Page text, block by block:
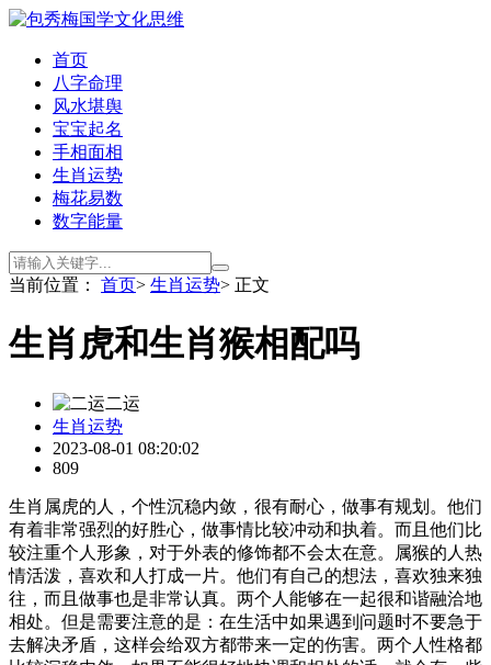
首页
八字命理
风水堪舆
宝宝起名
手相面相
生肖运势
梅花易数
数字能量
当前位置： 首页> 生肖运势> 正文
生肖虎和生肖猴相配吗
二运
生肖运势
2023-08-01 08:20:02
809
生肖属虎的人，个性沉稳内敛，很有耐心，做事有规划。他们
有着非常强烈的好胜心，做事情比较冲动和执着。而且他们比
较注重个人形象，对于外表的修饰都不会太在意。属猴的人热
情活泼，喜欢和人打成一片。他们有自己的想法，喜欢独来独
往，而且做事也是非常认真。两个人能够在一起很和谐融洽地
相处。但是需要注意的是：在生活中如果遇到问题时不要急于
去解决矛盾，这样会给双方都带来一定的伤害。两个人性格都